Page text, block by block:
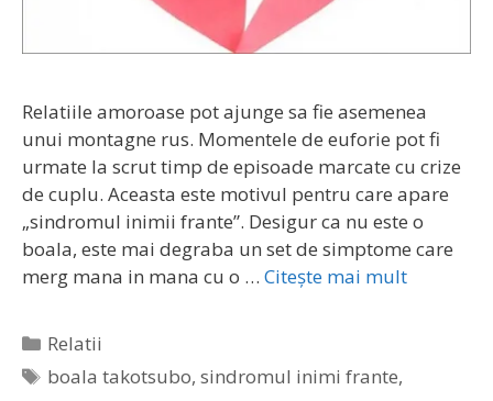
Relatiile amoroase pot ajunge sa fie asemenea
unui montagne rus. Momentele de euforie pot fi
urmate la scrut timp de episoade marcate cu crize
de cuplu. Aceasta este motivul pentru care apare
„sindromul inimii frante”. Desigur ca nu este o
boala, este mai degraba un set de simptome care
merg mana in mana cu o … Citește mai mult
Categorii
Relatii
Etichete
boala takotsubo,sindromul inimi frante,